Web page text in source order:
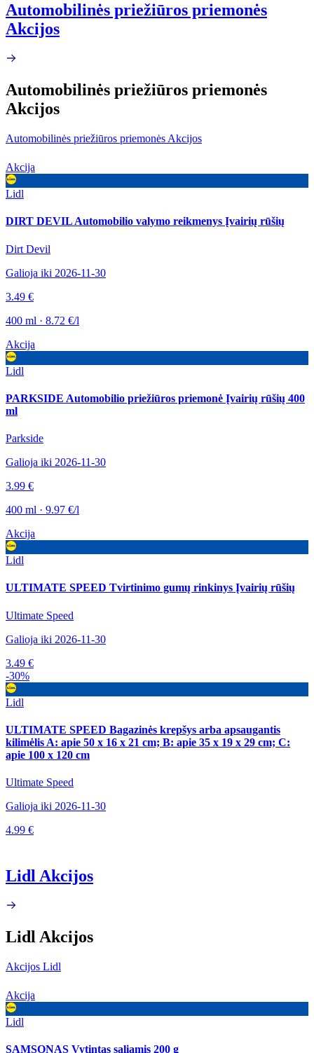
Automobilinės priežiūros priemonės
Akcijos
Automobilinės priežiūros priemonės
Akcijos
Automobilinės priežiūros priemonės Akcijos
Akcija
Lidl
DIRT DEVIL Automobilio valymo reikmenys Įvairių rūšių
Dirt Devil
Galioja iki 2026-11-30
3.49 €
400 ml · 8.72 €/l
Akcija
Lidl
PARKSIDE Automobilio priežiūros priemonė Įvairių rūšių 400
ml
Parkside
Galioja iki 2026-11-30
3.99 €
400 ml · 9.97 €/l
Akcija
Lidl
ULTIMATE SPEED Tvirtinimo gumų rinkinys Įvairių rūšių
Ultimate Speed
Galioja iki 2026-11-30
3.49 €
-30%
Lidl
ULTIMATE SPEED Bagazinės krepšys arba apsaugantis
kilimėlis A: apie 50 x 16 x 21 cm; B: apie 35 x 19 x 29 cm; C:
apie 100 x 120 cm
Ultimate Speed
Galioja iki 2026-11-30
4.99 €
Lidl Akcijos
Lidl Akcijos
Akcijos Lidl
Akcija
Lidl
SAMSONAS Vytintas saliamis 200 g